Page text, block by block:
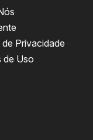
Privacidade
de Uso